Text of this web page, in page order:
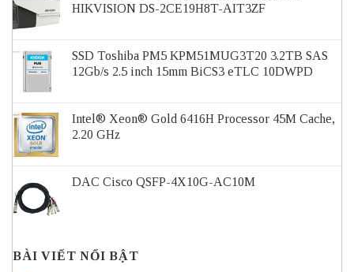
HIKVISION DS-2CE19H8T-AIT3ZF
SSD Toshiba PM5 KPM51MUG3T20 3.2TB SAS
12Gb/s 2.5 inch 15mm BiCS3 eTLC 10DWPD
Intel® Xeon® Gold 6416H Processor 45M Cache,
2.20 GHz
DAC Cisco QSFP-4X10G-AC10M
BÀI VIẾT NỔI BẬT